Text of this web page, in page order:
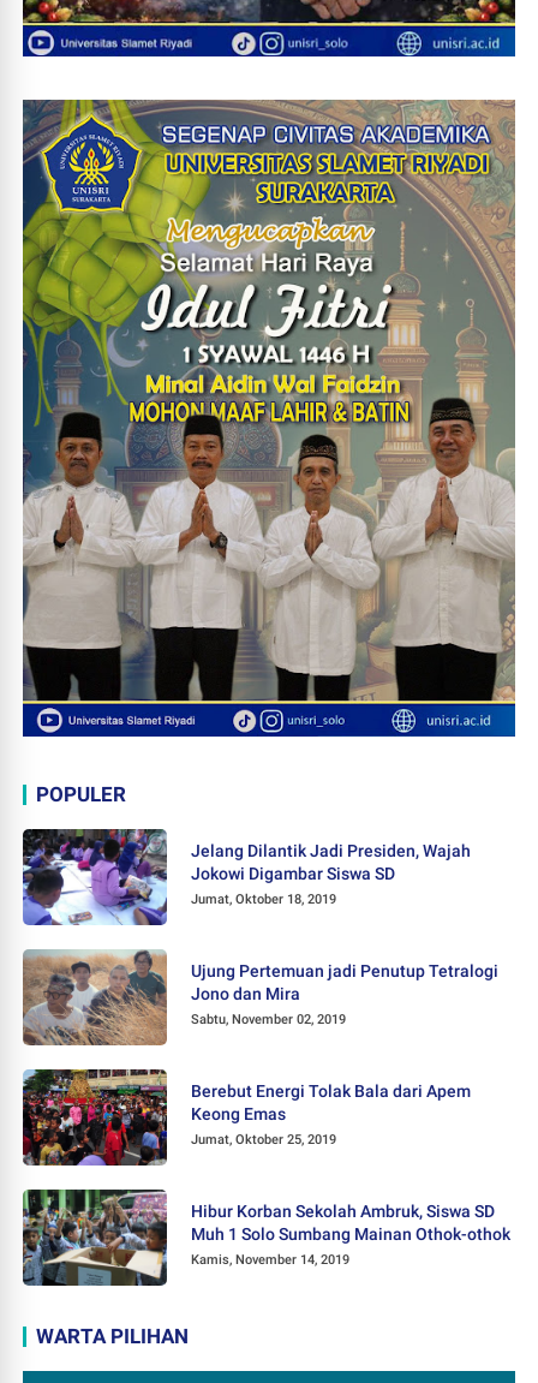
POPULER
Jelang Dilantik Jadi Presiden, Wajah
Jokowi Digambar Siswa SD
Jumat, Oktober 18, 2019
Ujung Pertemuan jadi Penutup Tetralogi
Jono dan Mira
Sabtu, November 02, 2019
Berebut Energi Tolak Bala dari Apem
Keong Emas
Jumat, Oktober 25, 2019
Hibur Korban Sekolah Ambruk, Siswa SD
Muh 1 Solo Sumbang Mainan Othok-othok
Kamis, November 14, 2019
WARTA PILIHAN